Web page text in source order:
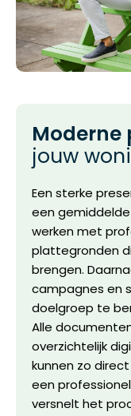
Moderne
jouw
Een sterke
een
werken met
plattegronden
brengen.
campagnes en
doelgroep te
Alle
overzichtelijk
kunnen zo
een
versnelt het